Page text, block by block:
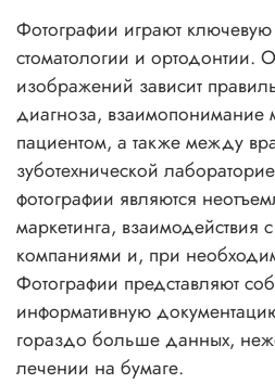
Фотографии играют ключевую
стоматологии и ортодонтии.
изображений зависит
диагноза,
пациентом, а также между
зуботехнической
фотографии являются
маркетинга, взаимодействия
компаниями и, при
Фотографии представляют
информативную
гораздо больше данных,
лечении на бумаге.